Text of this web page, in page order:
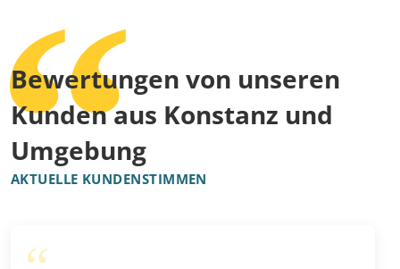
Bewertungen von unseren
Kunden aus Konstanz und
Umgebung
AKTUELLE KUNDENSTIMMEN